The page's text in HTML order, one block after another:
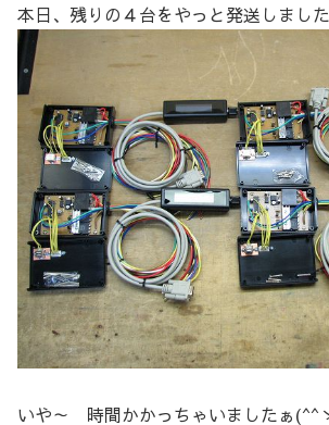
本日、残りの４台をやっと発送しまし
いや～ 時間かかっちゃいましたぁ(^^